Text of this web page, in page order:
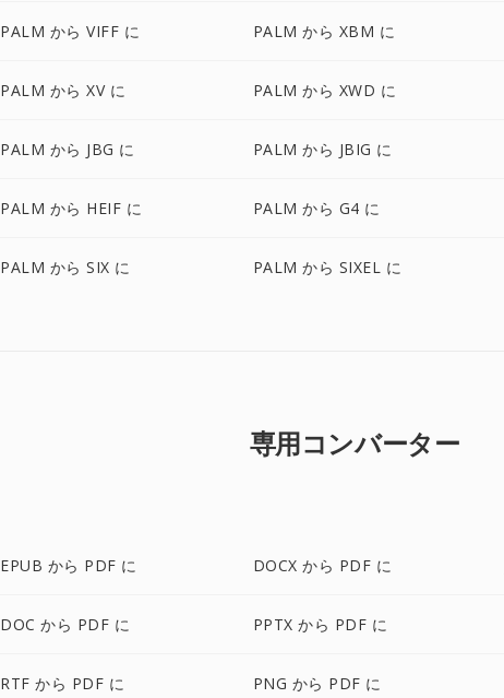
PALM から VIFF に PALM から XBM に
PALM から XV に PALM から XWD に
PALM から JBG に PALM から JBIG に
PALM から HEIF に PALM から G4 に
PALM から SIX に PALM から SIXEL に
専用コンバーター
EPUB から PDF に DOCX から PDF に
DOC から PDF に PPTX から PDF に
RTF から PDF に PNG から PDF に